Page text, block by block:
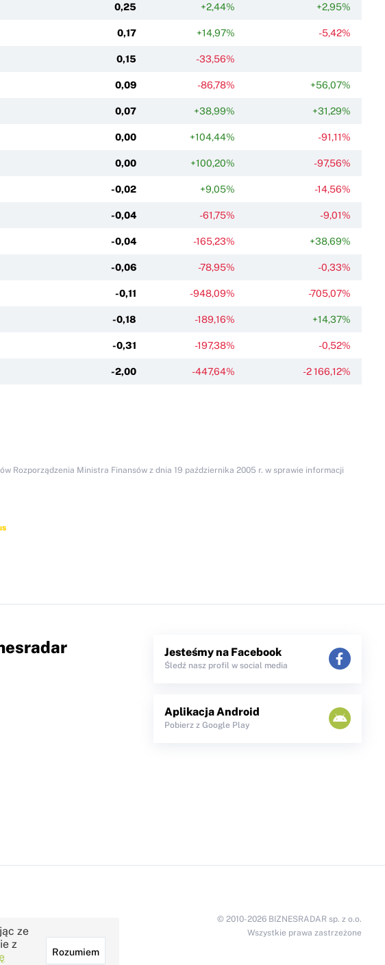
0,25 +2,44% +2,95%
0,17 +14,97% -5,42%
0,15 -33,56%
0,09 -86,78% +56,07%
0,07 +38,99% +31,29%
0,00 +104,44% -91,11%
0,00 +100,20% -97,56%
-0,02 +9,05% -14,56%
-0,04 -61,75% -9,01%
-0,04 -165,23% +38,69%
-0,06 -78,95% -0,33%
-0,11 -948,09% -705,07%
-0,18 -189,16% +14,37%
-0,31 -197,38% -0,52%
-2,00 -447,64% -2 166,12%
Rozporządzenia Ministra Finansów z dnia 19 października 2005 r. w sprawie informacji
Jesteśmy na Facebook
Śledź nasz profil w social media
Aplikacja Android
Pobierz z Google Play
© 2010-2026 BIZNESRADAR sp. z o.o.
Wszystkie prawa zastrzeżone
ze
z
Rozumiem